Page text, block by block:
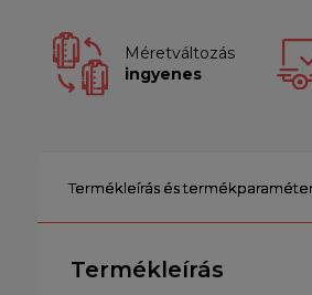
Méretváltozás
ingyenes
Termékleírás és
Termékleírás